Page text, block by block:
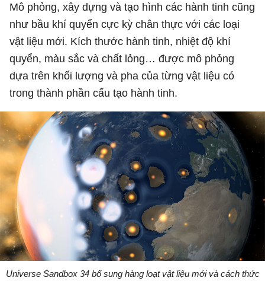
Mô phỏng, xây dựng và tạo hình các hành tinh cũng
như bầu khí quyển cực kỳ chân thực với các loại
vật liệu mới. Kích thước hành tinh, nhiệt độ khí
quyển, màu sắc và chất lỏng… được mô phỏng
dựa trên khối lượng và pha của từng vật liệu có
trong thành phần cấu tạo hành tinh.
Universe Sandbox 34 bổ sung hàng loạt vật liệu mới và cách thức